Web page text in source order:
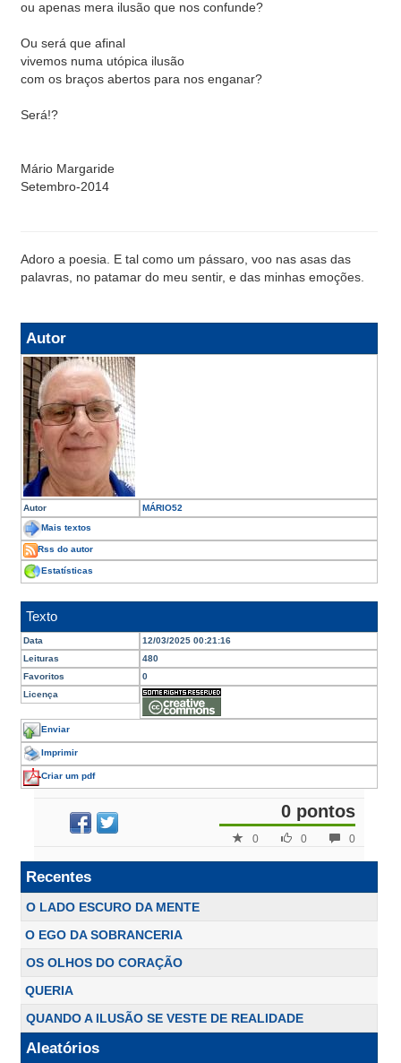
ou apenas mera ilusão que nos confunde?
Ou será que afinal
vivemos numa utópica ilusão
com os braços abertos para nos enganar?
Será!?
Mário Margaride
Setembro-2014
Adoro a poesia. E tal como um pássaro, voo nas asas das
palavras, no patamar do meu sentir, e das minhas emoções.
Autor
Autor MÁRIO52
Mais textos
Rss do autor
Estatísticas
Texto
Data
12/03/2025 00:21:16
Leituras
480
Favoritos
0
Licença
Enviar
Imprimir
Criar um pdf
0 pontos
0
0
0
Recentes
O LADO ESCURO DA MENTE
O EGO DA SOBRANCERIA
OS OLHOS DO CORAÇÃO
QUERIA
QUANDO A ILUSÃO SE VESTE DE REALIDADE
Aleatórios